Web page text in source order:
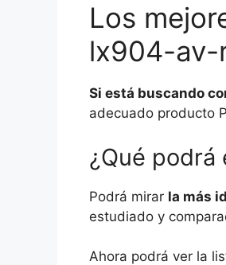
Los
lx904-av-
Si está buscando
adecuado producto
¿Qué podrá
Podrá mirar la más
estudiado y
Ahora podrá ver la